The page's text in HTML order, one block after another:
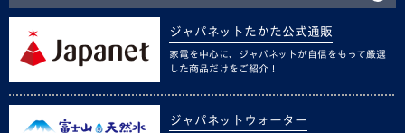
ジャパネットたかた公式通販
家電を中心に、ジャパネットが自信をもって厳選
した商品だけをご紹介！
ジャパネットウォーター